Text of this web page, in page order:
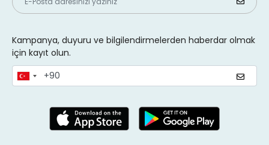
Kampanya, duyuru ve bilgilendirmelerden haberdar olmak
için kayıt olun.